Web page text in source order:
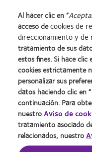
Inicio
Nuestra empresa
Nuestros productos
©
Part
Al hacer clic en “
acceso decookies de
direccionamiento y de
tratamiento de sus
estos fines. Si hace clic
cookies estrictamente
personalizar sus
datos haciendo clic en “
continuación. Para
nuestroAviso de
tratamiento asociado
relacionados, nuestro